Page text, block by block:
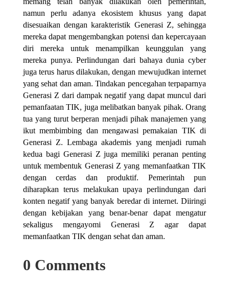
namun perlu adanya ekosistem khusus yang dapat
disesuaikan dengan karakteristik Generasi Z, sehingga
mereka dapat mengembangkan potensi dan kepercayaan
diri mereka untuk menampilkan keunggulan yang
mereka punya. Perlindungan dari bahaya dunia cyber
juga terus harus dilakukan, dengan mewujudkan internet
yang sehat dan aman. Tindakan pencegahan terpaparnya
Generasi Z dari dampak negatif yang dapat muncul dari
pemanfaatan TIK, juga melibatkan banyak pihak. Orang
tua yang turut berperan menjadi pihak manajemen yang
ikut membimbing dan mengawasi pemakaian TIK di
Generasi Z. Lembaga akademis yang menjadi rumah
kedua bagi Generasi Z juga memiliki peranan penting
untuk membentuk Generasi Z yang memanfaatkan TIK
dengan cerdas dan produktif. Pemerintah pun
diharapkan terus melakukan upaya perlindungan dari
konten negatif yang banyak beredar di internet. Diiringi
dengan kebijakan yang benar-benar dapat mengatur
sekaligus mengayomi Generasi Z agar dapat
memanfaatkan TIK dengan sehat dan aman.
0 Comments